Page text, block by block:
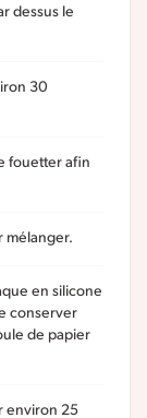
dessus le
30
fouetter afin
mélanger.
en silicone
conserver
de papier
environ 25